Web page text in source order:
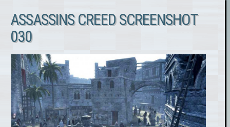
ASSASSINS CREED SCREENSHOT
030